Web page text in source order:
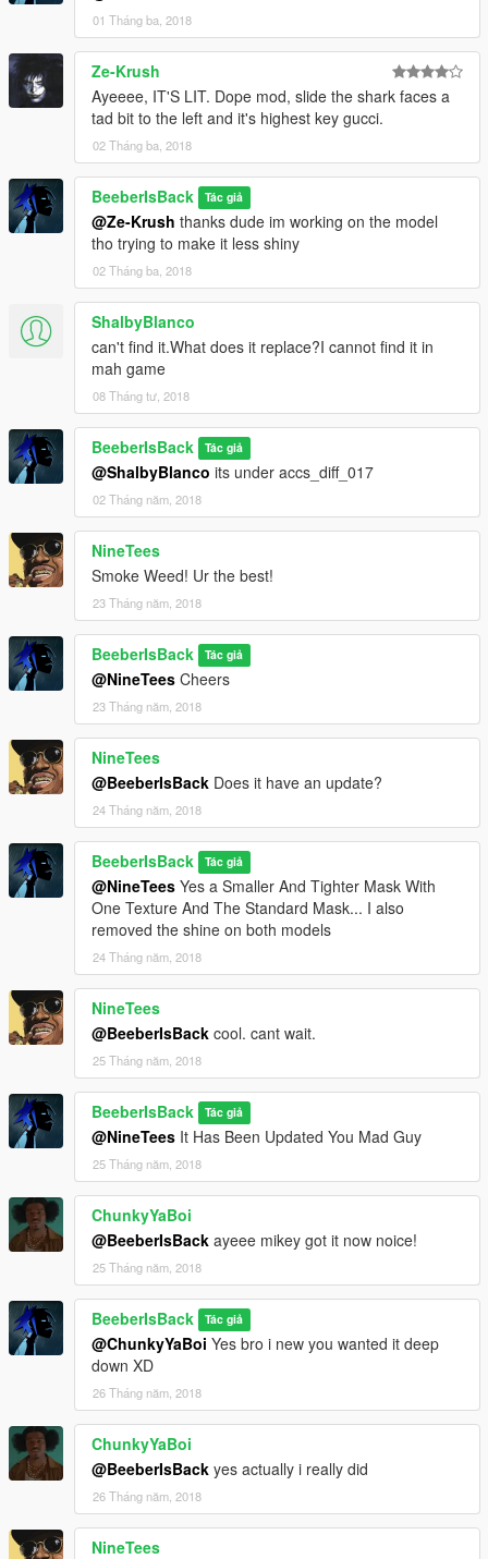
01 Tháng ba, 2018
Ze-Krush
Ayeeee, IT'S LIT. Dope mod, slide the shark faces a
tad bit to the left and it's highest key gucci.
02 Tháng ba, 2018
BeeberIsBack Tác giả
@Ze-Krush thanks dude im working on the model
tho trying to make it less shiny
02 Tháng ba, 2018
ShalbyBlanco
can't find it.What does it replace?I cannot find it in
mah game
08 Tháng tư, 2018
BeeberIsBack Tác giả
@ShalbyBlanco its under accs_diff_017
02 Tháng năm, 2018
NineTees
Smoke Weed! Ur the best!
23 Tháng năm, 2018
BeeberIsBack Tác giả
@NineTees Cheers
23 Tháng năm, 2018
NineTees
@BeeberIsBack Does it have an update?
24 Tháng năm, 2018
BeeberIsBack Tác giả
@NineTees Yes a Smaller And Tighter Mask With
One Texture And The Standard Mask... I also
removed the shine on both models
24 Tháng năm, 2018
NineTees
@BeeberIsBack cool. cant wait.
25 Tháng năm, 2018
BeeberIsBack Tác giả
@NineTees It Has Been Updated You Mad Guy
25 Tháng năm, 2018
ChunkyYaBoi
@BeeberIsBack ayeee mikey got it now noice!
25 Tháng năm, 2018
BeeberIsBack Tác giả
@ChunkyYaBoi Yes bro i new you wanted it deep
down XD
26 Tháng năm, 2018
ChunkyYaBoi
@BeeberIsBack yes actually i really did
26 Tháng năm, 2018
NineTees